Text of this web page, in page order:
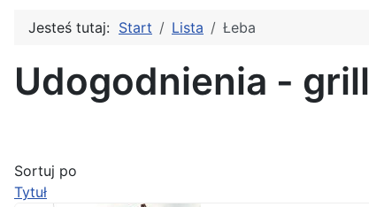
Jesteś tutaj: Start Lista Łeba
Udogodnienia - grill
Sortuj po
Tytuł